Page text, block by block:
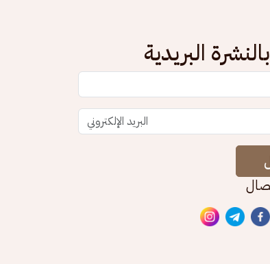
البريدية